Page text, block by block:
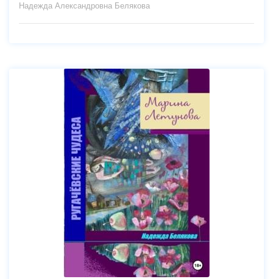
Надежда Александровна Белякова